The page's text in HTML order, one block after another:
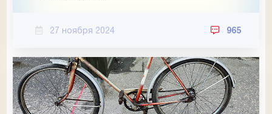
27 ноября 2024 965